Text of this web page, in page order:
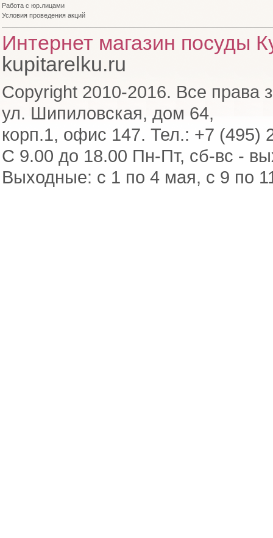
Работа с юр.лицами
Условия проведения акций
Интернет магазин посуды
kupitarelku.ru
Copyright 2010-2016. Все права
ул. Шипиловская, дом 64,
корп.1, офис 147. Тел.: +7 (495)
С 9.00 до 18.00 Пн-Пт, сб-вс -
Выходные: с 1 по 4 мая, с 9 по